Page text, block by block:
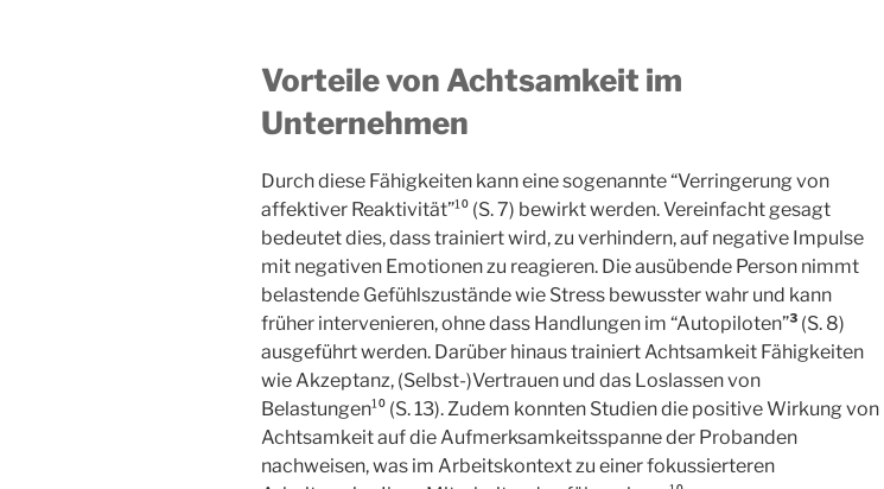
Vorteile von Achtsamkeit im
Unternehmen
Durch diese Fähigkeiten kann eine sogenannte “Verringerung von
affektiver Reaktivität”¹⁰ (S. 7) bewirkt werden. Vereinfacht gesagt
bedeutet dies, dass trainiert wird, zu verhindern, auf negative Impulse
mit negativen Emotionen zu reagieren. Die ausübende Person nimmt
belastende Gefühlszustände wie Stress bewusster wahr und kann
früher intervenieren, ohne dass Handlungen im “Autopiloten”³ (S. 8)
ausgeführt werden. Darüber hinaus trainiert Achtsamkeit Fähigkeiten
wie Akzeptanz, (Selbst-)Vertrauen und das Loslassen von
Belastungen¹⁰ (S. 13). Zudem konnten Studien die positive Wirkung von
Achtsamkeit auf die Aufmerksamkeitsspanne der Probanden
nachweisen, was im Arbeitskontext zu einer fokussierteren